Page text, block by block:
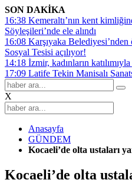
SON DAKİKA
16:38 Kemeraltı’nın kent
Söyleşileri’nde ele alındı
16:08 Karşıyaka Belediyesi’nden
Sosyal Tesisi açılıyor!
14:18 İzmir, kadınların
17:09 Latife Tekin Manisalı
X
Anasayfa
GÜNDEM
Kocaeli’de olta ustaları
Kocaeli’de olta